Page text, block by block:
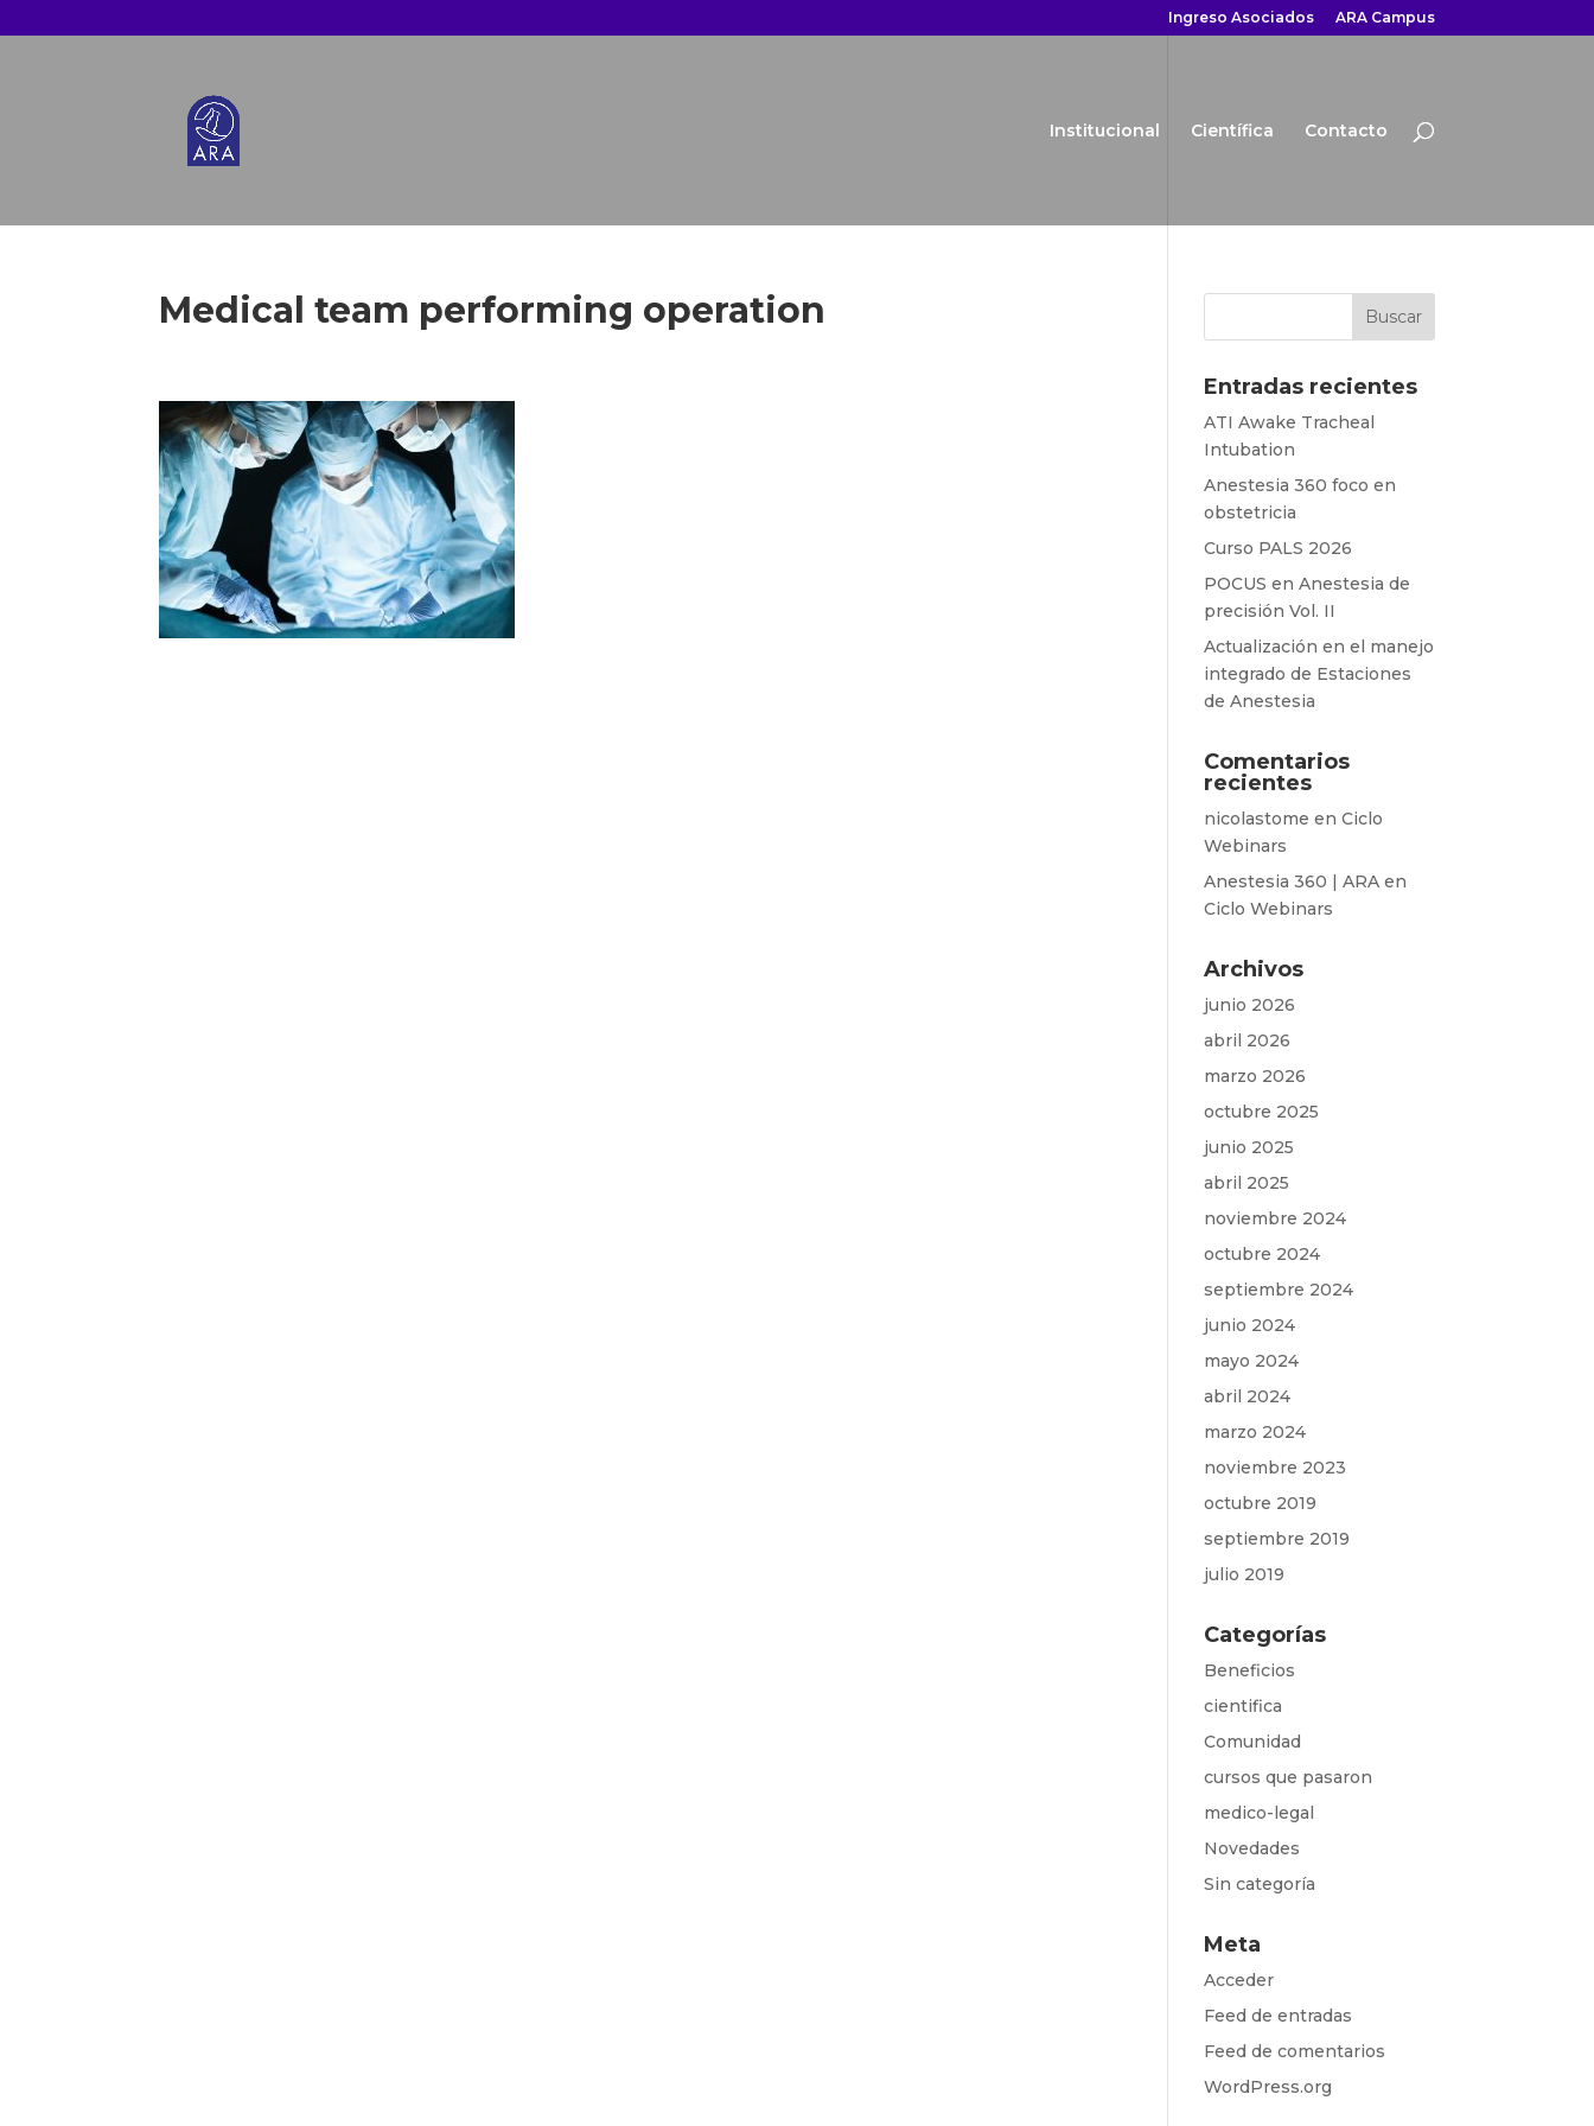
Ingreso Asociados ARA Campus
Institucional Científica Contacto
Medical team performing operation
Entradas recientes
ATI Awake Tracheal
Intubation
Anestesia 360 foco en
obstetricia
Curso PALS 2026
POCUS en Anestesia de
precisión Vol. II
Actualización en el manejo
integrado de Estaciones
de Anestesia
Comentarios
recientes
nicolastome enCiclo
Webinars
Anestesia 360 | ARA en
Ciclo Webinars
Archivos
junio 2026
abril 2026
marzo 2026
octubre 2025
junio 2025
abril 2025
noviembre 2024
octubre 2024
septiembre 2024
junio 2024
mayo 2024
abril 2024
marzo 2024
noviembre 2023
octubre 2019
septiembre 2019
julio 2019
Categorías
Beneficios
cientifica
Comunidad
cursos que pasaron
medico-legal
Novedades
Sin categoría
Meta
Acceder
Feed de entradas
Feed de comentarios
WordPress.org